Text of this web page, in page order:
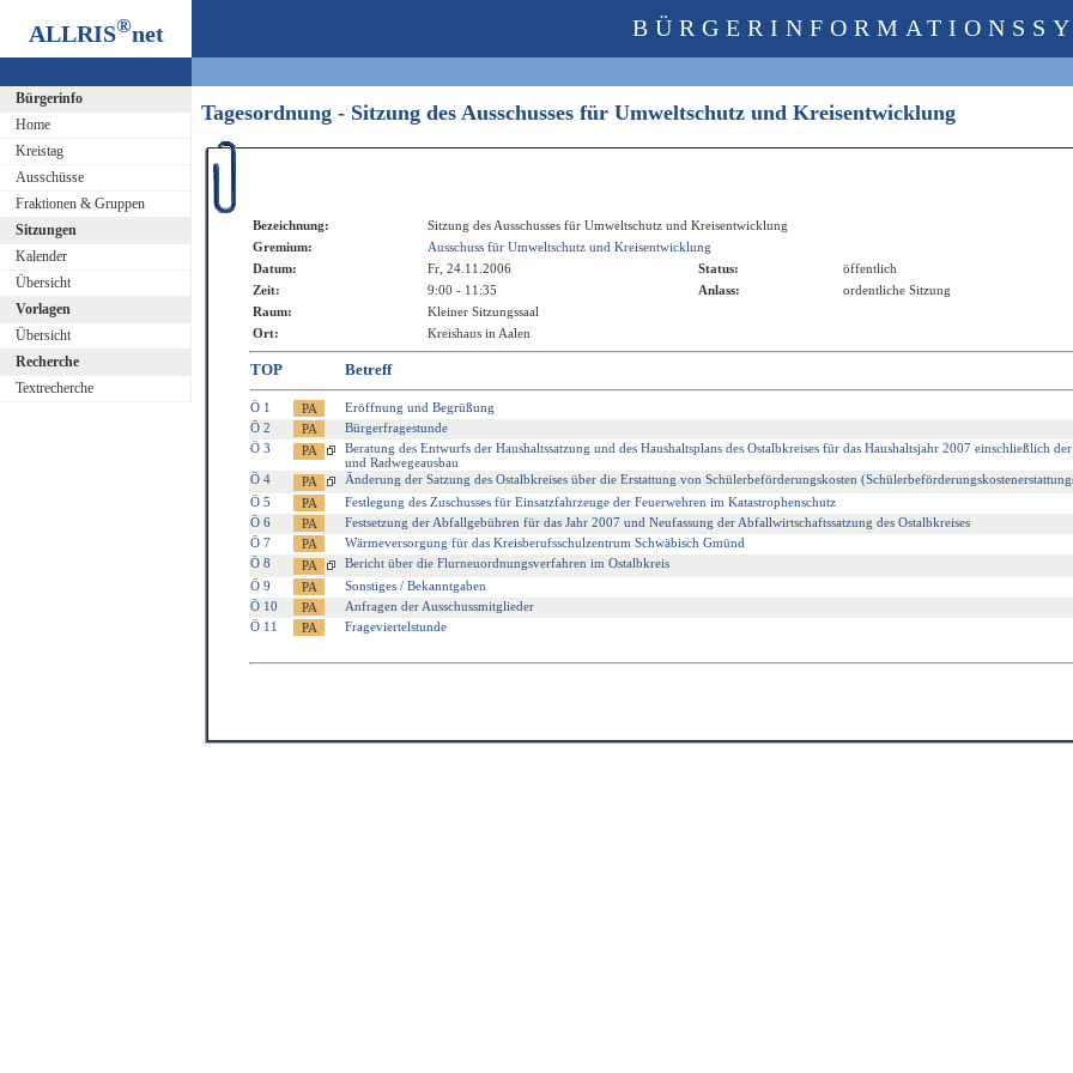
ALLRIS®net
Bürgerinfo
Home
Kreistag
Ausschüsse
Fraktionen & Gruppen
Sitzungen
Kalender
Übersicht
Vorlagen
Übersicht
Recherche
Textrecherche
Tagesordnung - Sitzung des Ausschusses für Umweltschutz und Kreisentwicklung
Bezeichnung:
Sitzung des Ausschusses für Umweltschutz und Kreisentwicklung
Gremium:
Ausschuss für Umweltschutz und Kreisentwicklung
Datum:
Fr, 24.11.2006 Status:
öffentlich
Zeit:
9:00 - 11:35 Anlass:
ordentliche Sitzung
Raum:
Kleiner Sitzungssaal
Ort:
Kreishaus in Aalen
TOP Betreff
Ö 1
Eröffnung und Begrüßung
Ö 2
Bürgerfragestunde
Ö 3
Beratung des Entwurfs der Haushaltssatzung und des Haushaltsplans des Ostalbkreises für das Haushaltsjahr 2007 einschließlich
und Radwegeausbau
Ö 4
Änderung der Satzung des Ostalbkreises über die Erstattung von Schülerbeförderungskosten
Ö 5
Festlegung des Zuschusses für Einsatzfahrzeuge der Feuerwehren im Katastrophenschutz
Ö 6
Festsetzung der Abfallgebühren für das Jahr 2007 und Neufassung der Abfallwirtschaftssatzung des Ostalbkreises
Ö 7
Wärmeversorgung für das Kreisberufsschulzentrum Schwäbisch Gmünd
Ö 8
Bericht über die Flurneuordnungsverfahren im Ostalbkreis
Ö 9
Sonstiges / Bekanntgaben
Ö 10
Anfragen der Ausschussmitglieder
Ö 11
Frageviertelstunde